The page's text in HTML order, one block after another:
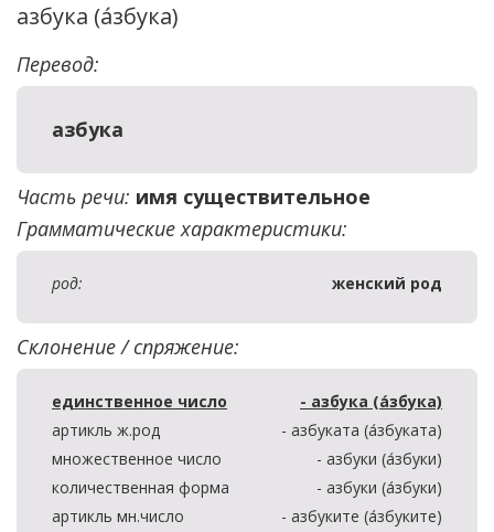
азбука (а́збука)
Перевод:
азбука
Часть речи: имя существительное
Грамматические характеристики:
род: женский род
Склонение / спряжение:
единственное число
- азбука (а́збука)
артикль ж.род
- азбуката (а́збуката)
множественное число
- азбуки (а́збуки)
количественная форма
- азбуки (а́збуки)
артикль мн.число
- азбуките (а́збуките)